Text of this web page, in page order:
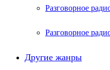
Разговорное
Разговорное
Другие жанры